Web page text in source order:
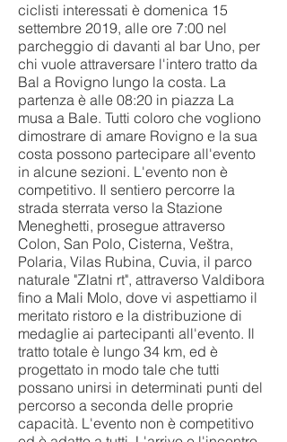
ciclisti interessati è domenica 15
settembre 2019, alle ore 7:00 nel
parcheggio di davanti al bar Uno, per
chi vuole attraversare l'intero tratto da
Bal a Rovigno lungo la costa. La
partenza è alle 08:20 in piazza La
musa a Bale. Tutti coloro che vogliono
dimostrare di amare Rovigno e la sua
costa possono partecipare all'evento
in alcune sezioni. L'evento non è
competitivo. Il sentiero percorre la
strada sterrata verso la Stazione
Meneghetti, prosegue attraverso
Colon, San Polo, Cisterna, Veštra,
Polaria, Vilas Rubina, Cuvia, il parco
naturale "Zlatni rt", attraverso Valdibora
fino a Mali Molo, dove vi aspettiamo il
meritato ristoro e la distribuzione di
medaglie ai partecipanti all'evento. Il
tratto totale è lungo 34 km, ed è
progettato in modo tale che tutti
possano unirsi in determinati punti del
percorso a seconda delle proprie
capacità. L'evento non è competitivo